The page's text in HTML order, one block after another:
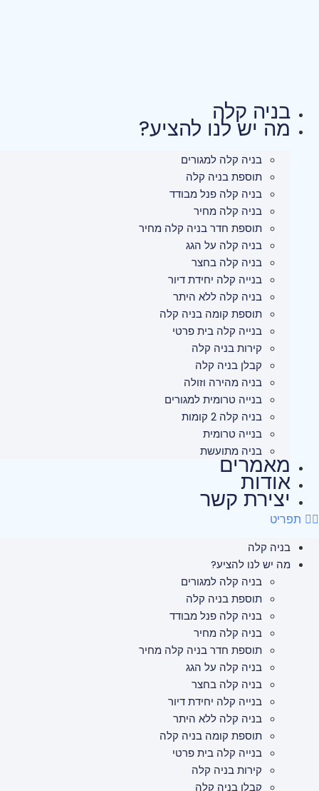
בניה קלה
מה יש לנו להציע?
בניה קלה למגורים
תוספת בניה קלה
בניה קלה פנל מבודד
בניה קלה מחיר
תוספת חדר בניה קלה מחיר
בניה קלה על הגג
בניה קלה בחצר
בנייה קלה יחידת דיור
בניה קלה ללא היתר
תוספת קומה בניה קלה
בנייה קלה בית פרטי
קירות בניה קלה
קבלן בניה קלה
בניה מהירה וזולה
בנייה טרומית למגורים
בניה קלה 2 קומות
בנייה טרומית
בניה מתועשת
מאמרים
אודות
יצירת קשר
תפריט
בניה קלה
מה יש לנו להציע?
בניה קלה למגורים
תוספת בניה קלה
בניה קלה פנל מבודד
בניה קלה מחיר
תוספת חדר בניה קלה מחיר
בניה קלה על הגג
בניה קלה בחצר
בנייה קלה יחידת דיור
בניה קלה ללא היתר
תוספת קומה בניה קלה
בנייה קלה בית פרטי
קירות בניה קלה
קבלן בניה קלה